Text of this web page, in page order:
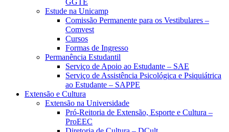
GGTE
Estude na Unicamp
Comissão Permanente para os Vestibulares –
Comvest
Cursos
Formas de Ingresso
Permanência Estudantil
Serviço de Apoio ao Estudante – SAE
Serviço de Assistência Psicológica e Psiquiátrica
ao Estudante – SAPPE
Extensão e Cultura
Extensão na Universidade
Pró-Reitoria de Extensão, Esporte e Cultura –
ProEEC